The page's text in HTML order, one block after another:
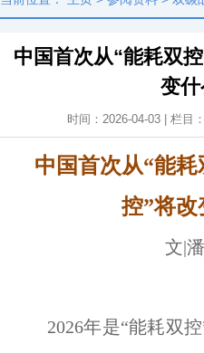
中国首次从“能耗双
变
时间：2026-04-03 | 栏目：
中国首次从“能
控”将改
文|
2026年是“能耗双